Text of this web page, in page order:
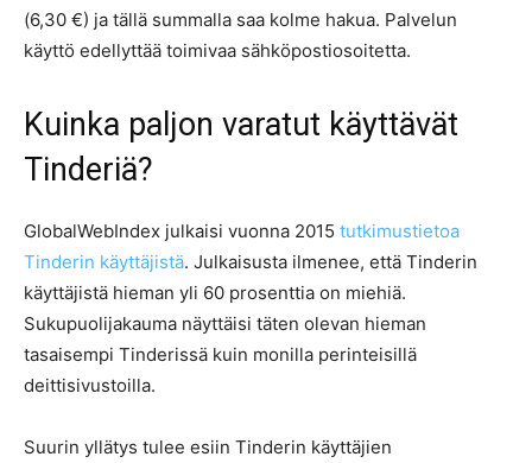
(6,30 €) ja tällä summalla saa kolme hakua. Palvelun
käyttö edellyttää toimivaa sähköpostiosoitetta.
Kuinka paljon varatut käyttävät
Tinderiä?
GlobalWebIndex julkaisi vuonna 2015 tutkimustietoa
Tinderin käyttäjistä. Julkaisusta ilmenee, että Tinderin
käyttäjistä hieman yli 60 prosenttia on miehiä.
Sukupuolijakauma näyttäisi täten olevan hieman
tasaisempi Tinderissä kuin monilla perinteisillä
deittisivustoilla.
Suurin yllätys tulee esiin Tinderin käyttäjien